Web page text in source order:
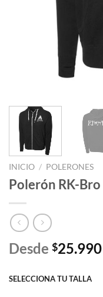
INICIO / POLERONES
Polerón RK-
Desde $25.990
SELECCIONA TU TALLA